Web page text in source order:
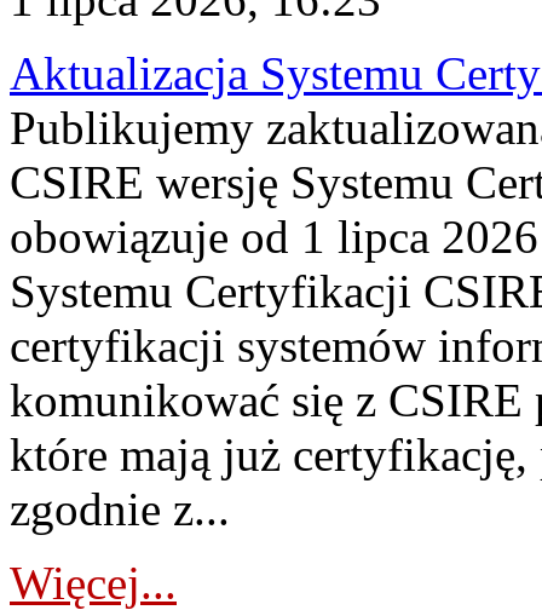
Aktualizacja Systemu
Publikujemy
CSIRE wersję Systemu
obowiązuje od 1 lipca
Systemu Certyfikacji
certyfikacji systemów
komunikować się z
które mają już
zgodnie z...
Więcej...